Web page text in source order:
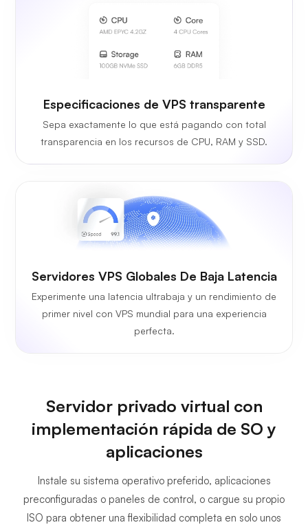
Especificaciones de VPS transparente
Sepa exactamente lo que está pagando con total
transparencia en los recursos de CPU, RAM y SSD.
Servidores VPS Globales De Baja Latencia
Experimente una latencia ultrabaja y un rendimiento de
primer nivel con VPS mundial para una experiencia
perfecta.
Servidor privado virtual con
implementación rápida de SO y
aplicaciones
Instale su sistema operativo preferido, aplicaciones
preconfiguradas o paneles de control, o cargue su propio
ISO para obtener una flexibilidad completa en solo unos